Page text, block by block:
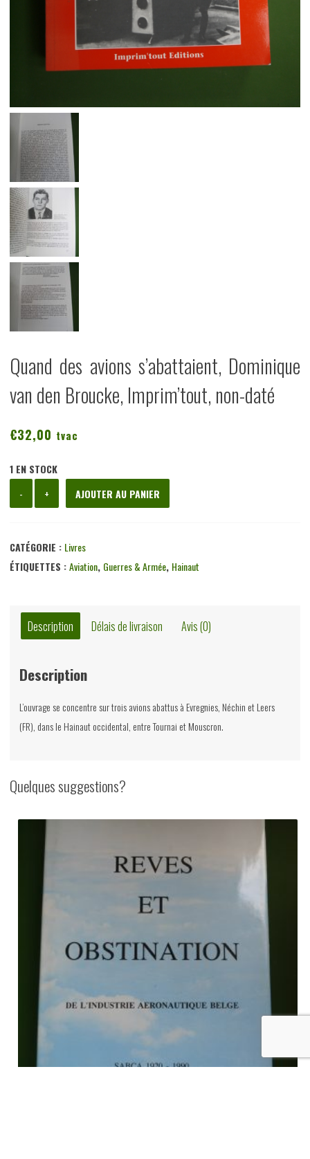
Quand des avions s’abattaient, Dominique
van den Broucke, Imprim’tout, non-daté
€32,00 tvac
1 EN STOCK
-
de
des
avions
van
den
Imprim'tout,
daté
+ AJOUTER AU PANIER
CATÉGORIE : Livres
ÉTIQUETTES :Aviation, Guerres & Armée, Hainaut
Description Délais de livraison Avis (0)
Description
L’ouvrage se concentre sur trois avions abattus à Evregnies, Néchin et Leers
(FR), dans le Hainaut occidental, entre Tournai et Mouscron.
Quelques suggestions?